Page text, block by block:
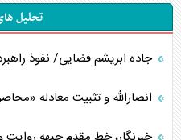
تحلیل
جاده ابریشم فضایی/ نفوذ
انصارالله و تثبیت معادله